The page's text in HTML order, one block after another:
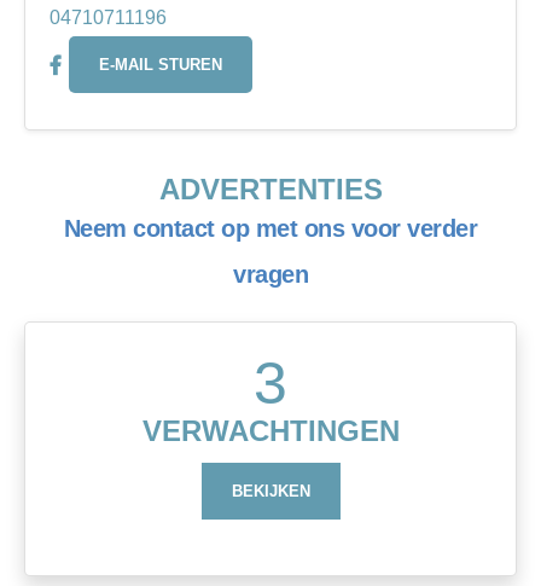
04710711196
E-MAIL STUREN
ADVERTENTIES
Neem contact op met ons voor verder
vragen
3
VERWACHTINGEN
BEKIJKEN